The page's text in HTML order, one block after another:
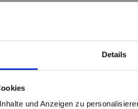
Details
und Anzeigen zu